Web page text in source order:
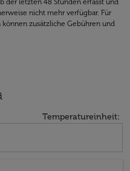
der letzten 48 Stunden erfasst und
nicht mehr verfügbar. Für
zusätzliche Gebühren und
Temperatureinheit: